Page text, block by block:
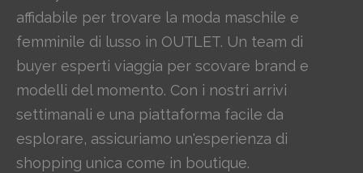
affidabile per trovare la moda maschile e
femminile di lusso in OUTLET. Un team di
buyer esperti viaggia per scovare brand e
modelli del momento. Con i nostri arrivi
settimanali e una piattaforma facile da
esplorare, assicuriamo un'esperienza di
shopping unica come in boutique.